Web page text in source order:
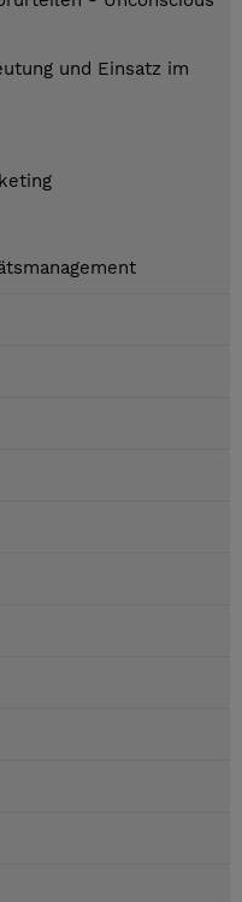
und Einsatz im